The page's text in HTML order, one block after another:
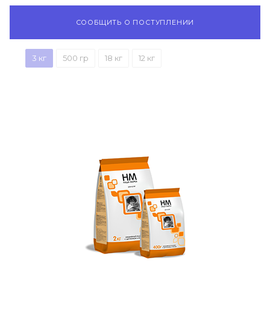
СООБЩИТЬ О ПОСТУПЛЕНИИ
3 кг 500 гр 18 кг 12 кг